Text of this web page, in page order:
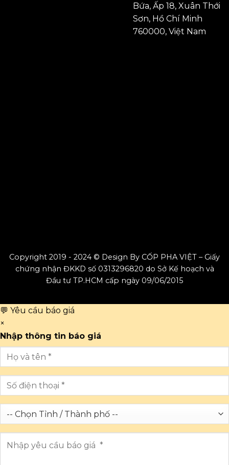
Bứa, Ấp 18, Xuân Thới
Sơn, Hồ Chí Minh
760000, Việt Nam
Copyright 2019 - 2024 © Design By CỐP PHA VIỆT – Giấy
chứng nhận ĐKKD số 0313296820 do Sở Kế hoạch và
Đầu tư TP.HCM cấp ngày 09/06/2015
💬 Yêu cầu báo giá
×
Nhập thông tin báo giá